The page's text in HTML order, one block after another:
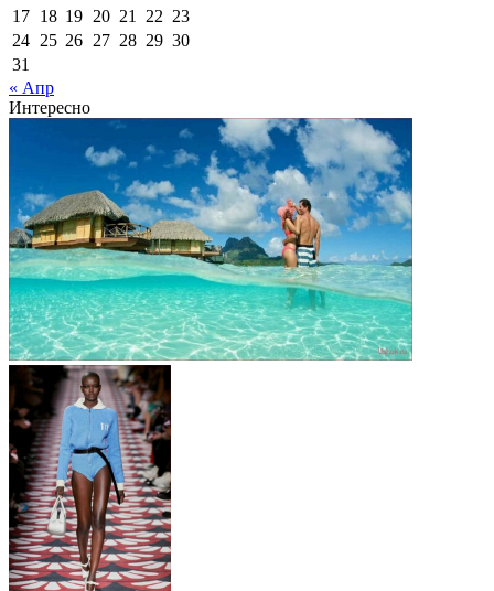
17 18 19 20 21 22 23
24 25 26 27 28 29 30
31
« Апр
Интересно